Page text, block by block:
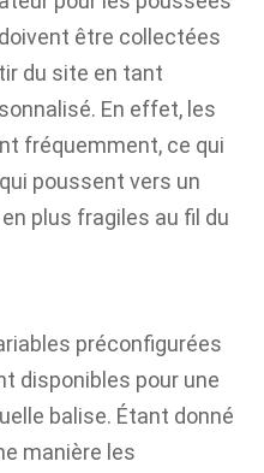
être collectées
du site en tant
En effet, les
fréquemment, ce qui
poussent vers un
plus fragiles au fil du
préconfigurées
disponibles pour une
balise. Étant donné
manière les